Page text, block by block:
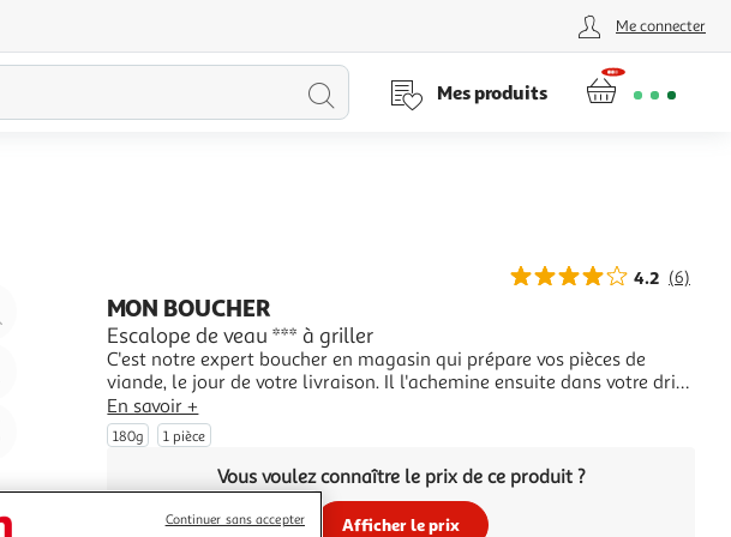
Me connecter
Lancer
Mes produits
Agrandir
l'illustration
l'illustration
%
Partager
produit
4.2 (6)
MON BOUCHER
Escalope de veau *** à griller
C'est notre expert boucher en magasin qui prépare vos pièces de
viande, le jour de votre livraison. Il l'achemine ensuite dans votre drive
dans le respect de la chaîne du froid. Vous n'avez plus qu'à le
récupérer avec le reste de votre commande et vous régaler. La
disponibilité des produits de notre
En savoir +
180g 1 pièce
Vous voulez connaître le prix de ce produit ?
Afficher le prix
Continuer sans accepter